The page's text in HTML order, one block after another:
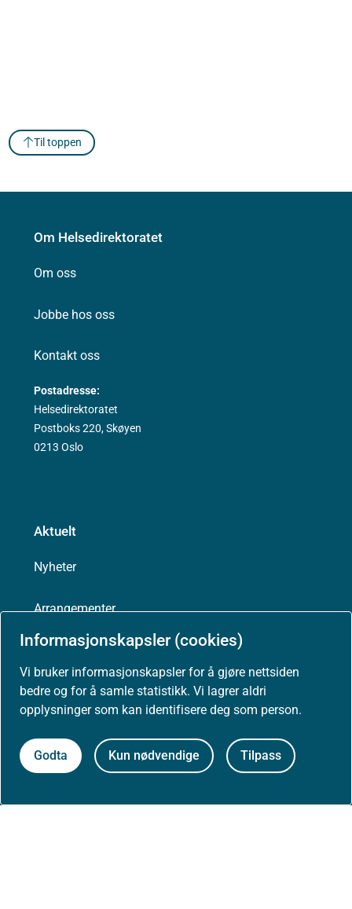
Informasjonskapsler (cookies)
Vi bruker informasjonskapsler for å gjøre nettsiden
bedre og for å samle statistikk. Vi lagrer aldri
opplysninger som kan identifisere deg som person.
Godta Kun nødvendige Tilpass
Til toppen
Om Helsedirektoratet
Om oss
Jobbe hos oss
Kontakt oss
Postadresse:
Helsedirektoratet
Postboks 220, Skøyen
0213 Oslo
Aktuelt
Nyheter
Arrangementer
Høringer
Presse
Om nettstedet